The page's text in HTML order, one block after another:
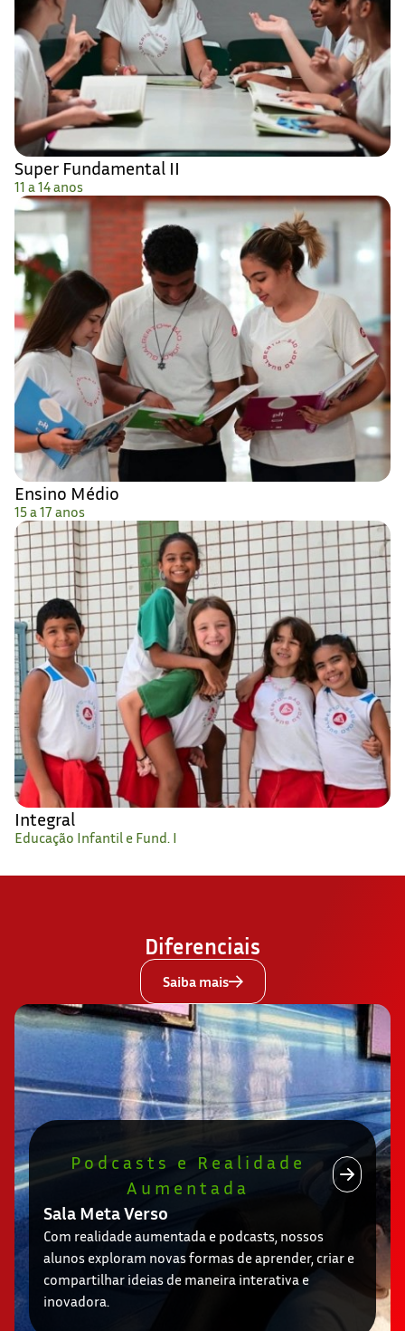
Super Fundamental II
11 a 14 anos
Ensino Médio
15 a 17 anos
Integral
Educação Infantil e Fund. I
Diferenciais
Saiba mais
Podcasts e Realidade
Aumentada
Sala Meta Verso
Com realidade aumentada e podcasts, nossos
alunos exploram novas formas de aprender, criar e
compartilhar ideias de maneira interativa e
inovadora.